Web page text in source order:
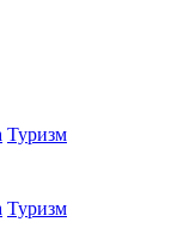
Туризм
Туризм